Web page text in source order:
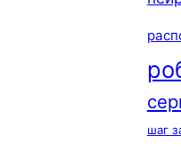
шаг